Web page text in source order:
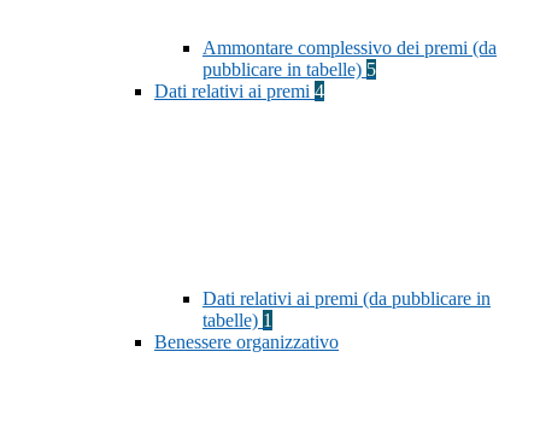
Ammontare complessivo dei premi (da
pubblicare in tabelle) 5
Dati relativi ai premi 4
Dati relativi ai premi (da pubblicare in
tabelle) 1
Benessere organizzativo